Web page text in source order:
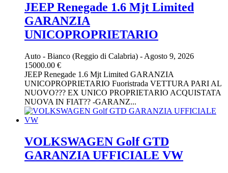
JEEP Renegade 1.6 Mjt Limited
GARANZIA
UNICOPROPRIETARIO
Auto - Bianco (Reggio di Calabria) - Agosto 9, 2026
15000.00 €
JEEP Renegade 1.6 Mjt Limited GARANZIA
UNICOPROPRIETARIO Fuoristrada VETTURA PARI AL
NUOVO??? EX UNICO PROPRIETARIO ACQUISTATA
NUOVA IN FIAT?? -GARANZ...
VOLKSWAGEN Golf GTD
GARANZIA UFFICIALE VW